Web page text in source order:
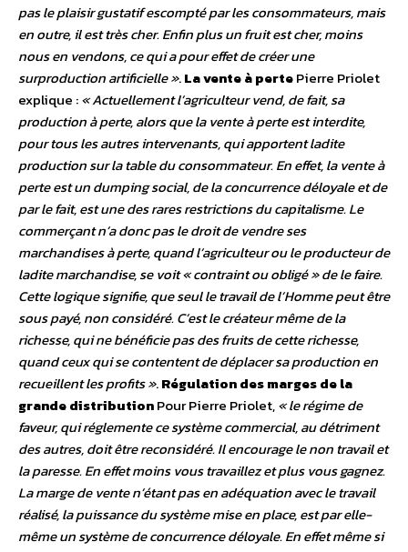
pas le plaisir gustatif escompté par les consommateurs, mais
en outre, il est très cher. Enfin plus un fruit est cher, moins
nous en vendons, ce qui a pour effet de créer une
surproduction artificielle ».La vente à pertePierre Priolet
explique :« Actuellement l’agriculteur vend, de fait, sa
production à perte, alors que la vente à perte est interdite,
pour tous les autres intervenants, qui apportent ladite
production sur la table du consommateur. En effet, la vente à
perte est un dumping social, de la concurrence déloyale et de
par le fait, est une des rares restrictions du capitalisme. Le
commerçant n’a donc pas le droit de vendre ses
marchandises à perte, quand l’agriculteur ou le producteur de
ladite marchandise, se voit « contraint ou obligé » de le faire.
Cette logique signifie, que seul le travail de l’Homme peut être
sous payé, non considéré. C’est le créateur même de la
richesse, qui ne bénéficie pas des fruits de cette richesse,
quand ceux qui se contentent de déplacer sa production en
recueillent les profits ».Régulation des marges de la
grande distributionPour Pierre Priolet,« le régime de
faveur, qui réglemente ce système commercial, au détriment
des autres, doit être reconsidéré. Il encourage le non travail et
la paresse. En effet moins vous travaillez et plus vous gagnez.
La marge de vente n’étant pas en adéquation avec le travail
réalisé, la puissance du système mise en place, est par elle-
même un système de concurrence déloyale. En effet même si